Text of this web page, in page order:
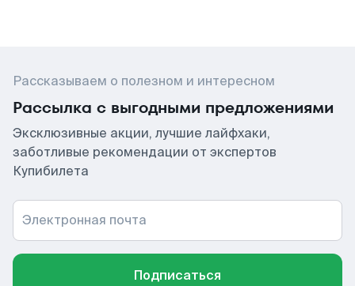
Рассказываем о полезном и интересном
Рассылка с выгодными предложениями
Эксклюзивные акции, лучшие лайфхаки,
заботливые рекомендации от экспертов
Купибилета
Электронная почта
Подписаться